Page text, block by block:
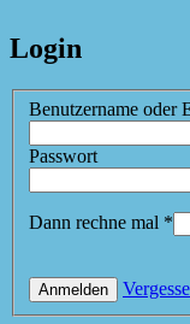
Login
Benutzername oder
Passwort
Dann rechne mal *